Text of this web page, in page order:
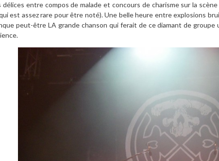
délices entre compos de malade et concours de charisme sur la
est assez rare pour être noté). Une belle heure entre explosions
peut-être LA grande chanson qui ferait de ce diamant de groupe